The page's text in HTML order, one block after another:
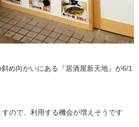
め向かいにある『居酒屋新天地』が6/1
ので、利用する機会が増えそうです